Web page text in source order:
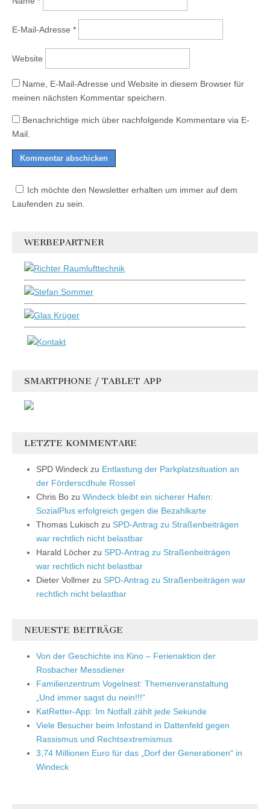
E-Mail-Adresse *
Website
Name, E-Mail-Adresse und Website in diesem Browser für
meinen nächsten Kommentar speichern.
Benachrichtige mich über nachfolgende Kommentare via E-
Mail.
Ich möchte den Newsletter erhalten um immer auf dem
Laufenden zu sein.
WERBEPARTNER
SMARTPHONE / TABLET APP
LETZTE KOMMENTARE
SPD Windeck zu Entlastung der Parkplatzsituation an
der Förderscdhule Rossel
Chris Bo zu Windeck bleibt ein sicherer Hafen:
SozialPlus erfolgreich gegen die Bezahlkarte
Thomas Lukisch zu SPD-Antrag zu Straßenbeiträgen
war rechtlich nicht belastbar
Harald Löcher zu SPD-Antrag zu Straßenbeiträgen
war rechtlich nicht belastbar
Dieter Vollmer zu SPD-Antrag zu Straßenbeiträgen war
rechtlich nicht belastbar
NEUESTE BEITRÄGE
Von der Geschichte ins Kino – Ferienaktion der
Rosbacher Messdiener
Familienzentrum Vogelnest: Themenveranstaltung
„Und immer sagst du nein!!!“
KatRetter-App: Im Notfall zählt jede Sekunde
Viele Besucher beim Infostand in Dattenfeld gegen
Rassismus und Rechtsextremismus
3,74 Millionen Euro für das „Dorf der Generationen“ in
Windeck